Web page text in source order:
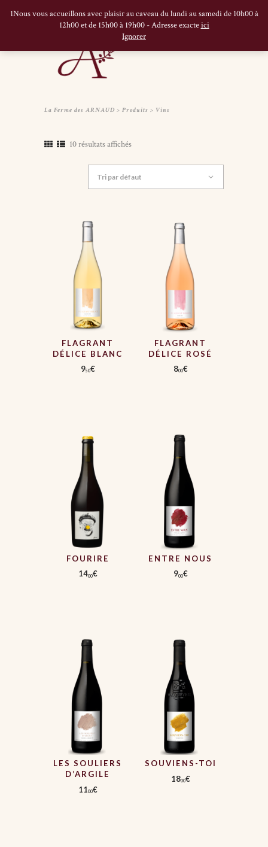
La Ferme des ARNAUD > Produits > Vins
10 résultats affichés
FLAGRANT
DÉLICE BLANC
950€
FLAGRANT
DÉLICE ROSÉ
800€
FOURIRE
1400€
ENTRE NOUS
900€
LES SOULIERS
D’ARGILE
1100€
SOUVIENS-TOI
1800€
1Nous vous accueillons avec plaisir au caveau du lundi au samedi de 10h00 à
12h00 et de 15h00 à 19h00 - Adresse exacteici
Ignorer